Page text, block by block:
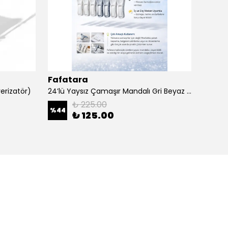
Fafatara
24’lü Yaysız Çamaşır Mandalı Gri Beyaz | İz Bırakmaz Dayanıklı Mandal Seti
%44 ₺ 225.00
₺ 125.00